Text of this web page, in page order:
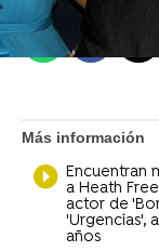
Whatsapp
Más información
Encuentran
a Heath
actor de
'Urgencias',
años